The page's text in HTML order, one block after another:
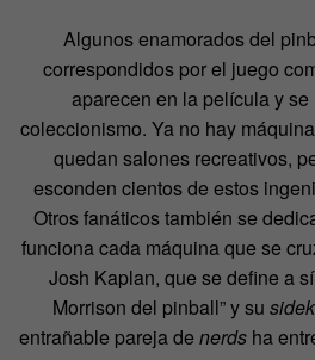
Algunos enamorados del
correspondidos por el juego
aparecen en la película y
coleccionismo. Ya no hay
quedan salones recreativos,
esconden cientos de estos
Otros fanáticos también se
funciona cada máquina que se
Josh Kaplan, que se define a
Morrison del pinball” y su
entrañable pareja de nerdsha